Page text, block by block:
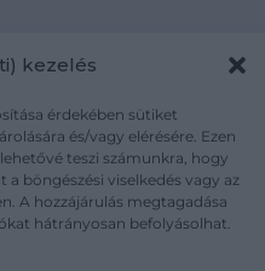
kezelés
érdekében sütiket
és/vagy elérésére. Ezen
teszi számunkra, hogy
böngészési viselkedés vagy az
A hozzájárulás megtagadása
hátrányosan befolyásolhat.
Áraink
Adatvédelem
Impresszum